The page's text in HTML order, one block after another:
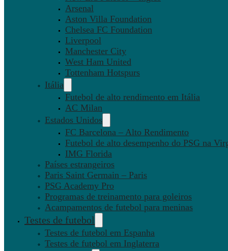
Arsenal
Aston Villa Foundation
Chelsea FC Foundation
Liverpool
Manchester City
West Ham United
Tottenham Hotspurs
Itália
Futebol de alto rendimento em Itália
AC Milan
Estados Unidos
FC Barcelona – Alto Rendimento
Futebol de alto desempenho do PSG na
IMG Florida
Países estrangeiros
Paris Saint Germain – Paris
PSG Academy Pro
Programas de treinamento para goleiros
Acampamentos de futebol para meninas
Testes de futebol
Testes de futebol em Espanha
Testes de futebol em Inglaterra